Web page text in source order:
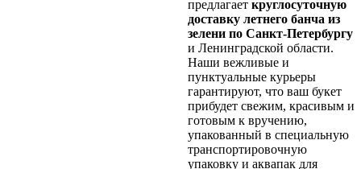
предлагает круглосуточную
доставку летнего банча из
зелени по Санкт-Петербургу
и Ленинградской области.
Наши вежливые и
пунктуальные курьеры
гарантируют, что ваш букет
прибудет свежим, красивым и
готовым к вручению,
упакованный в специальную
транспортировочную
упаковку и аквапак для